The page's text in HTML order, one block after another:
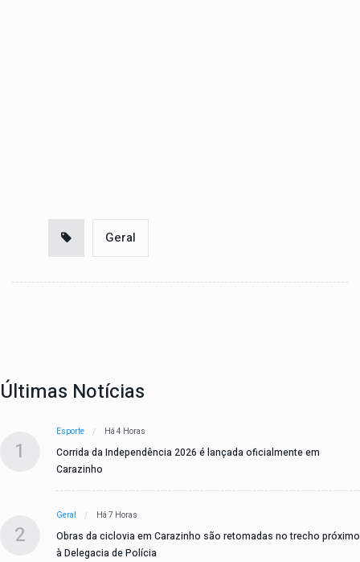
Geral
Últimas Notícias
1
Esporte Há 4 Horas
Corrida da Independência 2026 é lançada oficialmente em
Carazinho
2
Geral Há 7 Horas
Obras da ciclovia em Carazinho são retomadas no trecho próximo
à Delegacia de Polícia